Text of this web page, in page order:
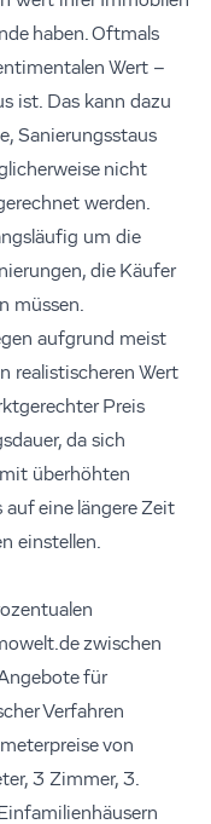
haben. Oftmals
Wert –
ist. Das kann dazu
Sanierungsstaus
nicht
werden.
um die
die Käufer
müssen.
aufgrund meist
realistischeren Wert
Preis
da sich
überhöhten
eine längere Zeit
einstellen.
zwischen
für
Verfahren
von
3 Zimmer, 3.